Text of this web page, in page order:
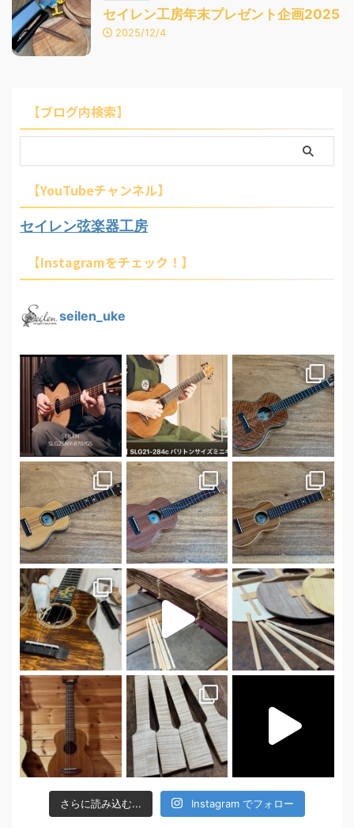
セイレン工房年末プレゼント企画2025
2025/12/4
【ブログ内検索】
【YouTubeチャンネル】
セイレン弦楽器工房
【Instagramをチェック！】
seilen_uke
さらに読み込む... Instagram でフォロー